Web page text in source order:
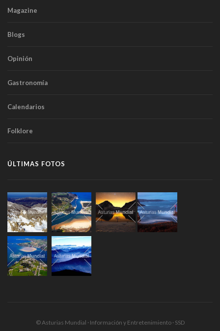
Magazine
Blogs
Opinión
Gastronomía
Calendarios
Folklore
ÚLTIMAS FOTOS
© Asturias Mundial · Información y Entretenimiento · SSD